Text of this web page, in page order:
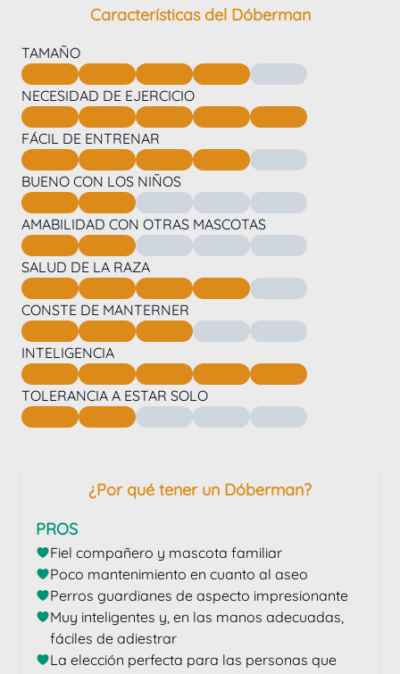
Características del Dóberman
TAMAÑO
NECESIDAD DE EJERCICIO
FÁCIL DE ENTRENAR
BUENO CON LOS NIÑOS
AMABILIDAD CON OTRAS MASCOTAS
SALUD DE LA RAZA
CONSTE DE MANTERNER
INTELIGENCIA
TOLERANCIA A ESTAR SOLO
¿Por qué tener un Dóberman?
PROS
Fiel compañero y mascota familiar
Poco mantenimiento en cuanto al aseo
Perros guardianes de aspecto impresionante
Muy inteligentes y, en las manos adecuadas,
fáciles de adiestrar
La elección perfecta para las personas que